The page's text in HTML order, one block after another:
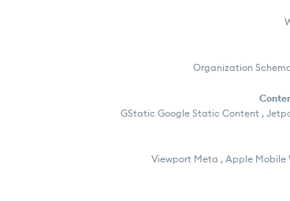
Organization
GStatic Google Static Content ,
Viewport Meta , Apple Mobile